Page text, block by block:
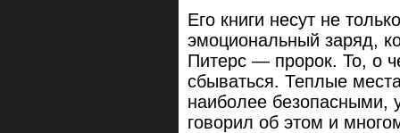
Его книги несут не
эмоциональный заряд,
Питерс — пророк. То, о
сбываться. Теплые
наиболее безопасными,
говорил об этом и